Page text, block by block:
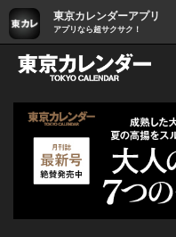
東京カレンダーアプリ
アプリなら超サクサク！
グ